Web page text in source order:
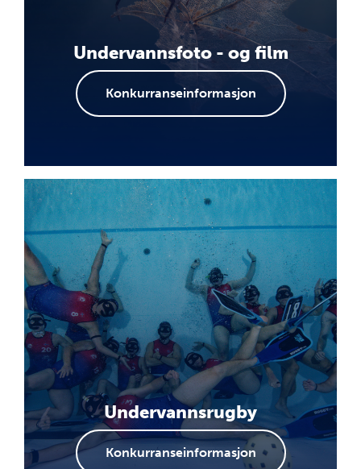
Undervannsfoto - og film
Konkurranseinformasjon
Undervannsrugby
Konkurranseinformasjon